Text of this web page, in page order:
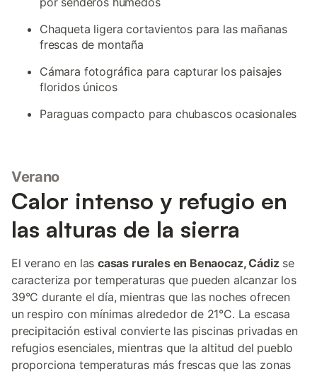
Chaqueta ligera cortavientos para las mañanas
frescas de montaña
Cámara fotográfica para capturar los paisajes
floridos únicos
Paraguas compacto para chubascos ocasionales
Verano
Calor intenso y refugio en
las alturas de la sierra
El verano en lascasas rurales en Benaocaz, Cádizse
caracteriza por temperaturas que pueden alcanzar los
39°C durante el día, mientras que las noches ofrecen
un respiro con mínimas alrededor de 21°C. La escasa
precipitación estival convierte las piscinas privadas en
refugios esenciales, mientras que la altitud del pueblo
proporciona temperaturas más frescas que las zonas